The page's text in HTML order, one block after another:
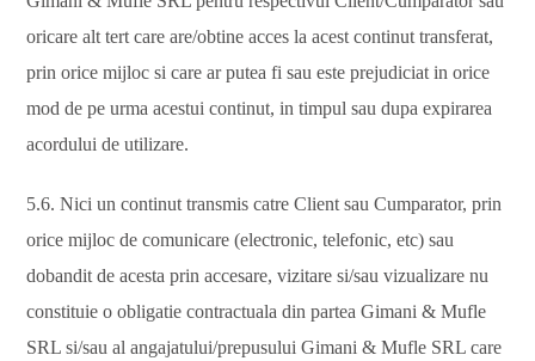
oricare alt tert care are/obtine acces la acest continut transferat,
prin orice mijloc si care ar putea fi sau este prejudiciat in orice
mod de pe urma acestui continut, in timpul sau dupa expirarea
acordului de utilizare.
5.6. Nici un continut transmis catre Client sau Cumparator, prin
orice mijloc de comunicare (electronic, telefonic, etc) sau
dobandit de acesta prin accesare, vizitare si/sau vizualizare nu
constituie o obligatie contractuala din partea Gimani & Mufle
SRL si/sau al angajatului/prepusului Gimani & Mufle SRL care